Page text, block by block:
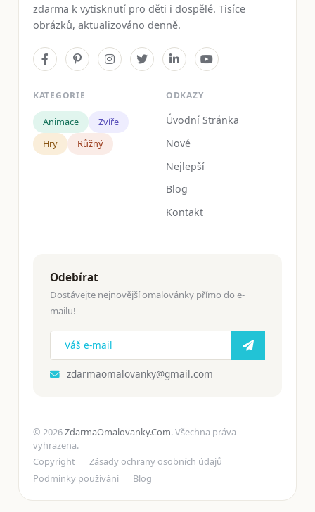
zdarma k vytisknutí pro děti i dospělé. Tisíce
obrázků, aktualizováno denně.
KATEGORIE
Animace
Zvíře
Hry
Růžný
ODKAZY
Úvodní Stránka
Nové
Nejlepší
Blog
Kontakt
Odebírat
Dostávejte nejnovější omalovánky přímo do e-
mailu!
zdarmaomalovanky@gmail.com
© 2026ZdarmaOmalovanky.Com. Všechna práva
vyhrazena.
Copyright
Zásady ochrany osobních údajů
Podmínky používání
Blog